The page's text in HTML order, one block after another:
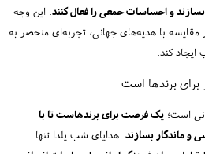
و احساسات جمعی را فعال کنند. این وجه
با هدیه‌های جهانی، تجربه‌ای منحصر به
ایجاد کند.
برندها است
است؛ یک فرصت برای برندهاست تا با
ماندگار بسازند. هدایای شب یلدا تنها